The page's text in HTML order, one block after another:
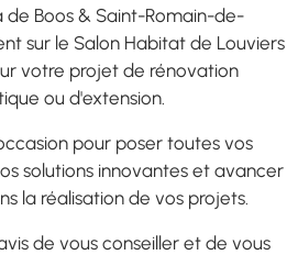
de Boos & Saint-Romain-de-
sur le Salon Habitat de Louviers
votre projet de rénovation
ou d'extension.
pour poser toutes vos
solutions innovantes et avancer
la réalisation de vos projets.
de vous conseiller et de vous